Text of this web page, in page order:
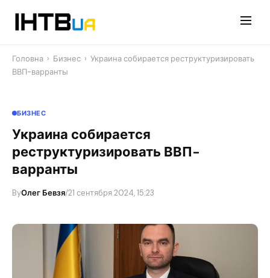
Головна › Бизнес › Украина собирается реструктуризировать
ВВП-варранты
БИЗНЕС
Украина собирается
реструктуризировать ВВП-
варранты
ByОлег Бевзя/21 сентября 2024, 15:23